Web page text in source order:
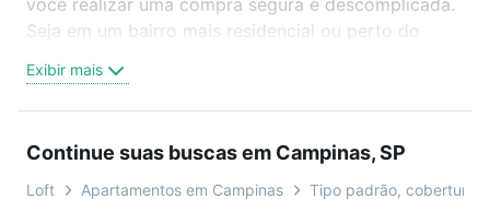
você realizar uma compra segura e descomplicada.
Seja em um bairro mais residencial ou perto do
oferta ideal de Apartamentos com 3 vagas à venda
em Campinas, SP para conquistar seu sonho.
é grátis, sem compromisso e você ainda conta com
mais de 46 mil corretores e imobiliárias te ajudando
Exibir mais
Continue suas buscas em Campinas, SP
Loft Apartamentos em Campinas Tipo padrão, cobertura,